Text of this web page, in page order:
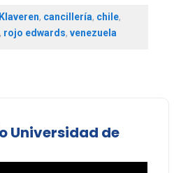
, cancillería, chile,
rojo edwards, venezuela
Universidad de